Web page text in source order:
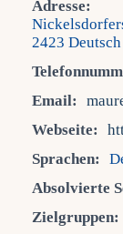
Adresse:
2423
Email:
Webseite:
Sprachen:
Absolvierte
Zielgruppen: